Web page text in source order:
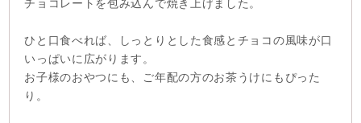
ひと口食べれば、しっとりとした食感とチョコの風味が口
いっぱいに広がります。
お子様のおやつにも、ご年配の方のお茶うけにもぴった
り。